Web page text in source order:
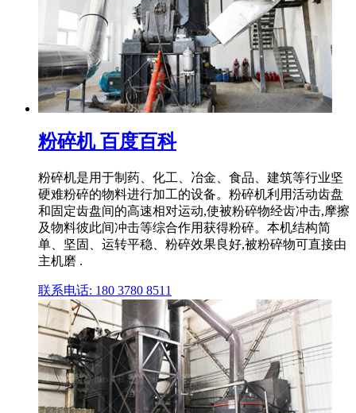
粉碎机 百度百科
粉碎机是用于制药、化工、冶金、食品、建筑等行业坚
硬难粉碎的物料进行加工的设备。粉碎机利用活动齿盘
和固定齿盘间的高速相对运动,使被粉碎物经齿冲击,摩擦
及物料彼此间冲击等综合作用获得粉碎。本机结构简
单、坚固、运转平稳、粉碎效果良好,被粉碎物可直接由
主机磨 .
联系电话: 180 3780 8511